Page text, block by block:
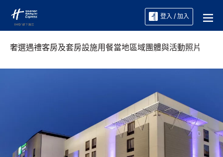
登入 / 加入
奢選遇禮客房及套房設施用餐當地區域團體與活動照片